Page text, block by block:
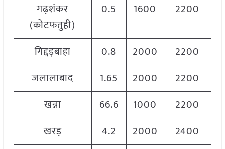
गढ़शंकर
(कोटफतुही)
0.5 1600 2200
गिद्दड़बाहा 0.8 2000 2200
जलालाबाद
1.65 2000 2200
खन्ना
66.6 1000 2200
खरड़
4.2 2000 2400